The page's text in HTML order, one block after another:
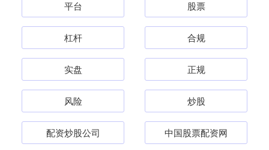
平台 股票
杠杆 合规
实盘 正规
风险 炒股
配资炒股公司 中国股票配资网